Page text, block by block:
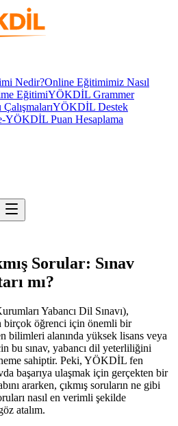
Nedir?Online Eğitimimiz Nasıl
EğitimiYÖKDİL Grammer
YÖKDİL Destek
Puan Hesaplama
Sorular: Sınav
mı?
Yabancı Dil Sınavı),
birçok öğrenci için önemli bir
bilimleri alanında yüksek lisans veya
bu sınav, yabancı dil yeterliliğini
sahiptir. Peki, YÖKDİL fen
başarıya ulaşmak için gerçekten bir
ararken, çıkmış soruların ne gibi
nasıl en verimli şekilde
atalım.